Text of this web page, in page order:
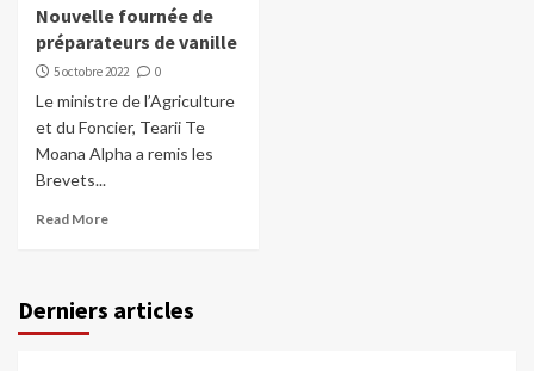
Nouvelle fournée de
préparateurs de vanille
5 octobre 2022 0
Le ministre de l’Agriculture
et du Foncier, Tearii Te
Moana Alpha a remis les
Brevets...
Read More
Derniers articles